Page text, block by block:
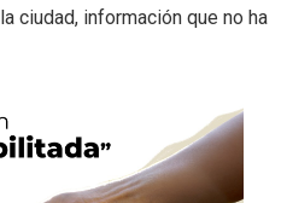
ciudad, información que no ha